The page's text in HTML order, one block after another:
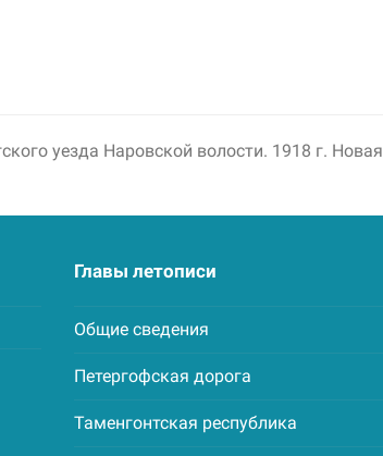
уезда Наровской волости. 1918 г. Новая
Главы летописи
Общие сведения
Петергофская дорога
Таменгонтская республика